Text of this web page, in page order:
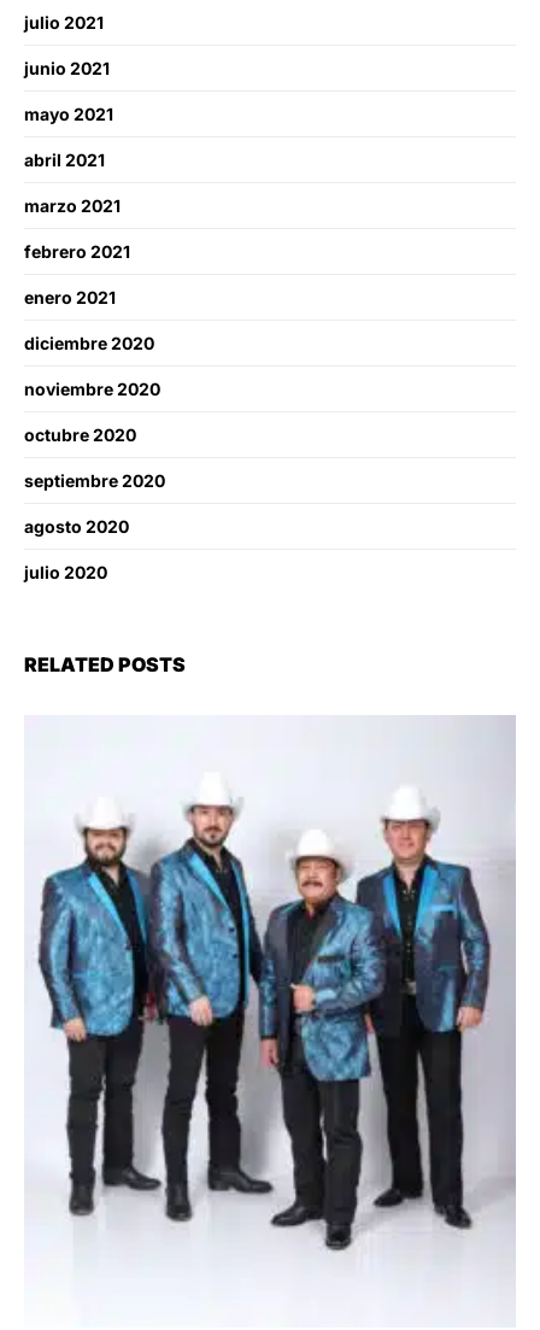
julio 2021
junio 2021
mayo 2021
abril 2021
marzo 2021
febrero 2021
enero 2021
diciembre 2020
noviembre 2020
octubre 2020
septiembre 2020
agosto 2020
julio 2020
RELATED POSTS